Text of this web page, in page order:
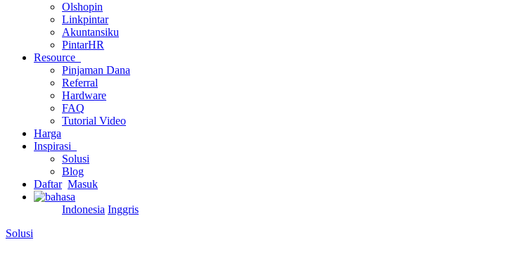
Olshopin
Linkpintar
Akuntansiku
PintarHR
Resource
Pinjaman Dana
Referral
Hardware
FAQ
Tutorial Video
Harga
Inspirasi
Solusi
Blog
Daftar Masuk
Indonesia Inggris
Solusi